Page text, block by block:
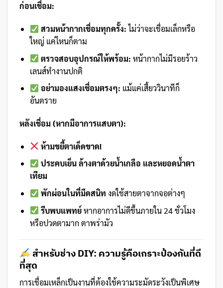
ก่อนเชื่อม:
สวมหน้ากากเชื่อมทุกครั้ง:ไม่ว่าจะเชื่อมเล็กหรือ
ใหญ่ แค่ไหนก็ตาม
ตรวจสอบอุปกรณ์ให้พร้อม: หน้ากากไม่มีรอยร้าว
เลนส์ทำงานปกติ
อย่ามองแสงเชื่อมตรงๆ: แม้แค่เสี้ยววินาทีก็
อันตราย
หลังเชื่อม (หากมีอาการแสบตา):
ห้ามขยี้ตาเด็ดขาด!
ประคบเย็น ล้างตาด้วยน้ำเกลือ และหยอดน้ำตา
เทียม
พักผ่อนในที่มืดสนิท งดใช้สายตาจากจอต่างๆ
รีบพบแพทย์หากอาการไม่ดีขึ้นภายใน 24 ชั่วโมง
หรือปวดตามาก ตาพร่ามัว
สำหรับช่าง DIY: ความรู้คือเกราะป้องกันที่ดี
ที่สุด
การเชื่อมเหล็กเป็นงานที่ต้องใช้ความระมัดระวังเป็นพิเศษ